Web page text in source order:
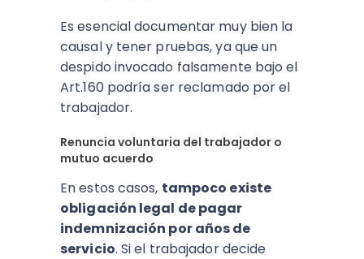
Es esencial documentar muy bien la
causal y tener pruebas, ya que un
despido invocado falsamente bajo el
Art.160 podría ser reclamado por el
trabajador.
Renuncia voluntaria del trabajador o
mutuo acuerdo
En estos casos, tampoco existe
obligación legal de pagar
indemnización por años de
servicio. Si el trabajador decide